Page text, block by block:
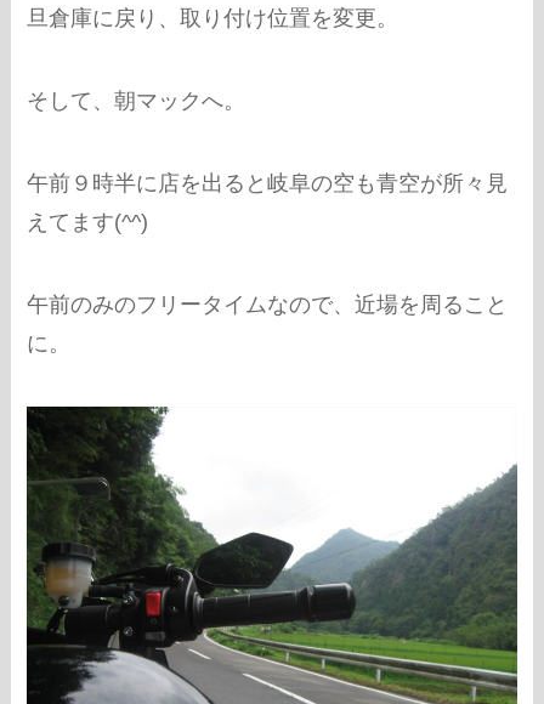
旦倉庫に戻り、取り付け位置を変更。
そして、朝マックへ。
午前９時半に店を出ると岐阜の空も青空が所々見
えてます(^^)
午前のみのフリータイムなので、近場を周ること
に。